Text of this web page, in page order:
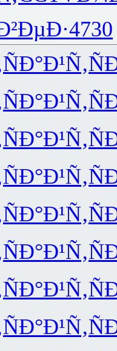
4730
ÑÐ°Ð¹Ñ‚
ÑÐ°Ð¹Ñ‚
ÑÐ°Ð¹Ñ‚
ÑÐ°Ð¹Ñ‚
ÑÐ°Ð¹Ñ‚
ÑÐ°Ð¹Ñ‚
ÑÐ°Ð¹Ñ‚
ÑÐ°Ð¹Ñ‚